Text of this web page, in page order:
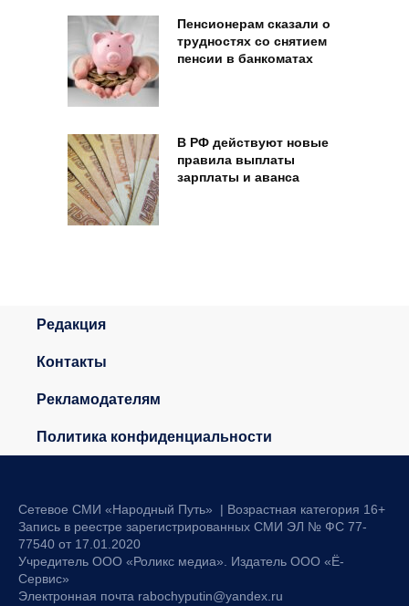
Пенсионерам сказали о
трудностях со снятием
пенсии в банкоматах
В РФ действуют новые
правила выплаты
зарплаты и аванса
Редакция
Контакты
Рекламодателям
Политика конфиденциальности
Сетевое СМИ «Народный Путь» | Возрастная категория 16+
Запись в реестре зарегистрированных СМИ ЭЛ № ФС 77-
77540 от 17.01.2020
Учредитель ООО «Роликс медиа». Издатель ООО «Ё-
Сервис»
Электронная почта rabochyputin@yandex.ru